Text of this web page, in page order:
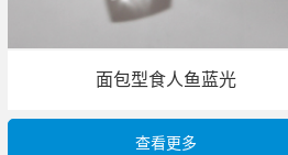
面包型食人鱼蓝光
查看更多